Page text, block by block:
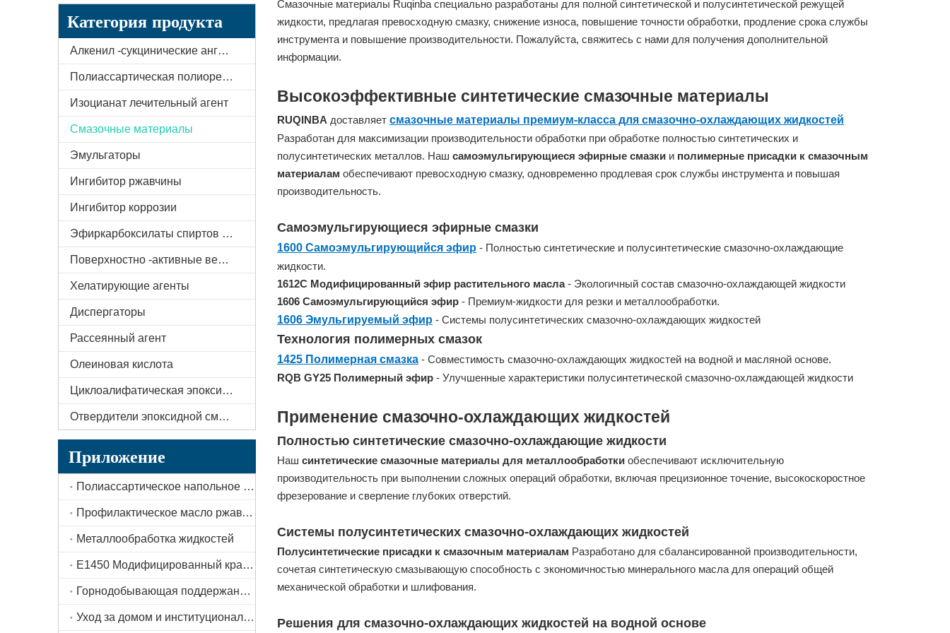
Категория продукта
Алкенил -сукцинические ангидридные производные
Полиассартическая полиорея смола
Изоцианат лечительный агент
Смазочные материалы
Эмульгаторы
Ингибитор ржавчины
Ингибитор коррозии
Эфиркарбоксилаты спиртов (AEC)
Поверхностно -активные вещества
Хелатирующие агенты
Диспергаторы
Рассеянный агент
Олеиновая кислота
Циклоалифатическая эпоксидная смола
Отвердители эпоксидной смолы
Приложение
Полиассартическое напольное покрытие
Профилактическое масло ржавчины
Металлообработка жидкостей
E1450 Модифицированный крахмал
Горнодобывающая поддержанная жидкость
Уход за домом и институциональная уборка
Смазочные материалы Ruqinba специально разработаны для полной синтетической и полусинтетической режущей
жидкости, предлагая превосходную смазку, снижение износа, повышение точности обработки, продление срока службы
инструмента и повышение производительности. Пожалуйста, свяжитесь с нами для получения дополнительной
информации.
Высокоэффективные синтетические смазочные материалы
RUQINBA доставляет смазочные материалы премиум-класса для смазочно-охлаждающих жидкостей
Разработан для максимизации производительности обработки при обработке полностью синтетических и
полусинтетических металлов. Наш самоэмульгирующиеся эфирные смазки и полимерные присадки к смазочным
материалам обеспечивают превосходную смазку, одновременно продлевая срок службы инструмента и повышая
производительность.
Самоэмульгирующиеся эфирные смазки
1600 Самоэмульгирующийся эфир - Полностью синтетические и полусинтетические смазочно-охлаждающие
жидкости.
1612C Модифицированный эфир растительного масла- Экологичный состав смазочно-охлаждающей жидкости
1606 Самоэмульгирующийся эфир - Премиум-жидкости для резки и металлообработки.
1606 Эмульгируемый эфир - Системы полусинтетических смазочно-охлаждающих жидкостей
Технология полимерных смазок
1425 Полимерная смазка - Совместимость смазочно-охлаждающих жидкостей на водной и масляной основе.
RQB GY25 Полимерный эфир - Улучшенные характеристики полусинтетической смазочно-охлаждающей жидкости
Применение смазочно-охлаждающих жидкостей
Полностью синтетические смазочно-охлаждающие жидкости
Наш синтетические смазочные материалы для металлообработки обеспечивают исключительную
производительность при выполнении сложных операций обработки, включая прецизионное точение, высокоскоростное
фрезерование и сверление глубоких отверстий.
Системы полусинтетических смазочно-охлаждающих жидкостей
Полусинтетические присадки к смазочным материалам Разработано для сбалансированной производительности,
сочетая синтетическую смазывающую способность с экономичностью минерального масла для операций общей
механической обработки и шлифования.
Решения для смазочно-охлаждающих жидкостей на водной основе